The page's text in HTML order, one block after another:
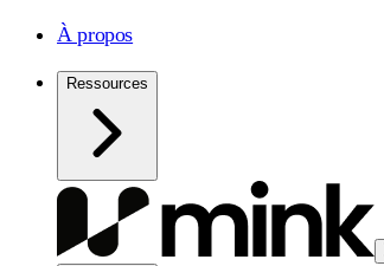
À propos
Ressources